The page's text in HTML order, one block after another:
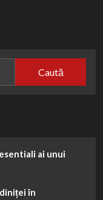
Caută
ai unui
în